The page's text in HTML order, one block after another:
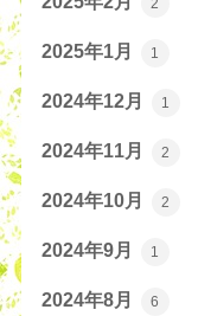
2
2025年1月 1
2024年12月 1
2024年11月 2
2024年10月 2
2024年9月 1
2024年8月 6